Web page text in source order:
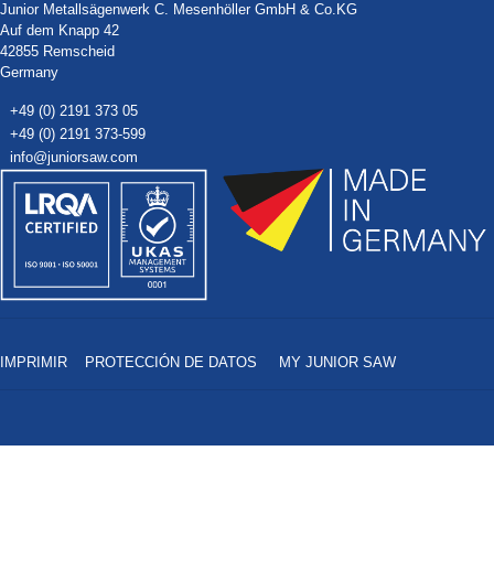
Junior Metallsägenwerk C. Mesenhöller GmbH & Co.KG
Auf dem Knapp 42
42855 Remscheid
Germany
+49 (0) 2191 373 05
+49 (0) 2191 373-599
info@juniorsaw.com
IMPRIMIR PROTECCIÓN DE DATOS MY JUNIOR SAW